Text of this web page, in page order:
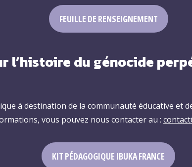
FEUILLE DE RENSEIGNEMENT
l’histoire du génocide
à destination de la communauté éducative et
vous pouvez nous contacter au :
KIT PÉDAGOGIQUE IBUKA FRANCE